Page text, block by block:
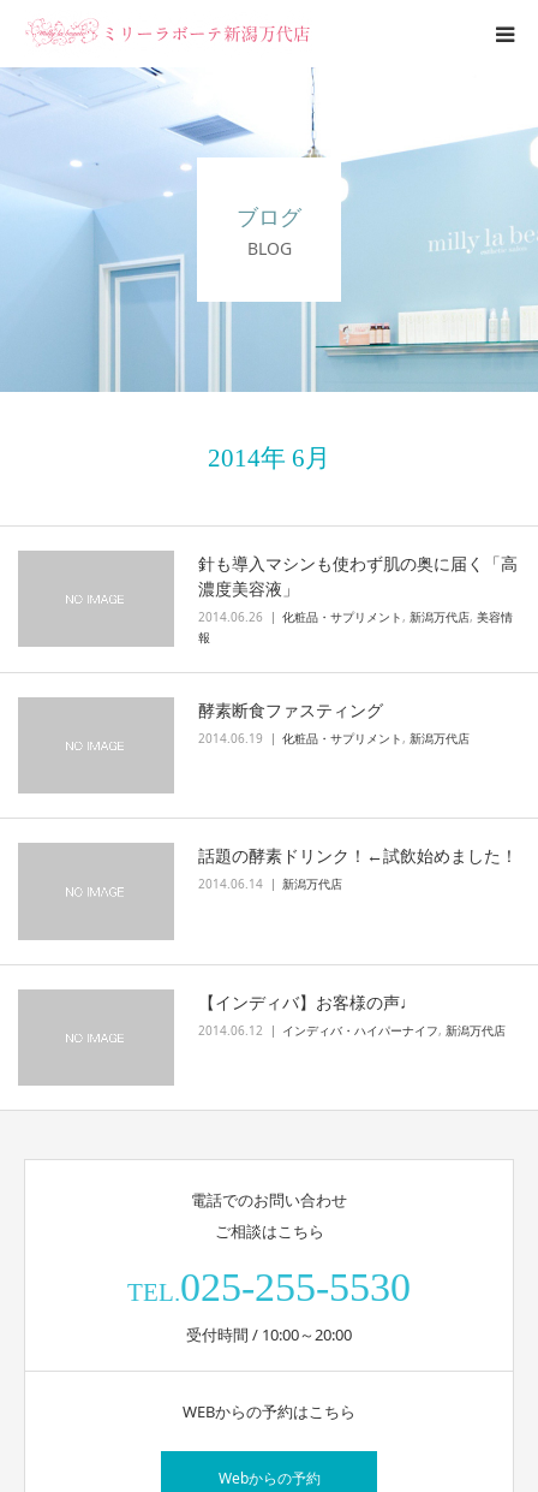
ブログ
BLOG
2014年 6月
針も導入マシンも使わず肌の奥に届く「高
濃度美容液」
2014.06.26 化粧品・サプリメント, 新潟万代店, 美容情
報
酵素断食ファスティング
2014.06.19 化粧品・サプリメント, 新潟万代店
話題の酵素ドリンク！←試飲始めました！
2014.06.14 新潟万代店
【インディバ】お客様の声♩
2014.06.12 インディバ・ハイパーナイフ, 新潟万代店
電話でのお問い合わせ
ご相談はこちら
TEL.025-255-5530
受付時間 / 10:00～20:00
WEBからの予約はこちら
Webからの予約
エステメニュー
ブライダルエステ
サロン案内